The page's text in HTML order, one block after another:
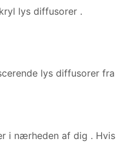
lys diffusorer .
lys diffusorer fra
i nærheden af ​​dig . Hvis